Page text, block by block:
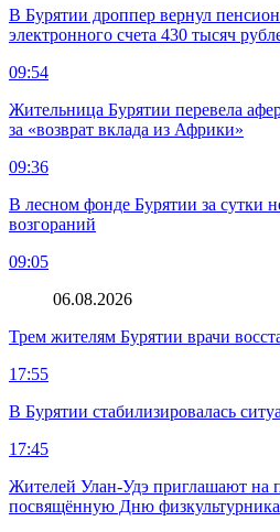
В Бурятии дроппер вернул
электронного счета 430 тысяч
09:54
Жительница Бурятии перевела
за «возврат вклада из Африки»
09:36
В лесном фонде Бурятии за сутки
возгораний
09:05
06.08.2026
Трем жителям Бурятии врачи
17:55
В Бурятии стабилизировалась
17:45
Жителей Улан-Удэ приглашают на
посвящённую Дню физкультурника